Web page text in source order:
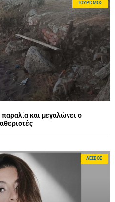
ΤΟΥΡΙΣΜΌΣ
και μεγαλώνει ο
ΛΈΣΒΟΣ